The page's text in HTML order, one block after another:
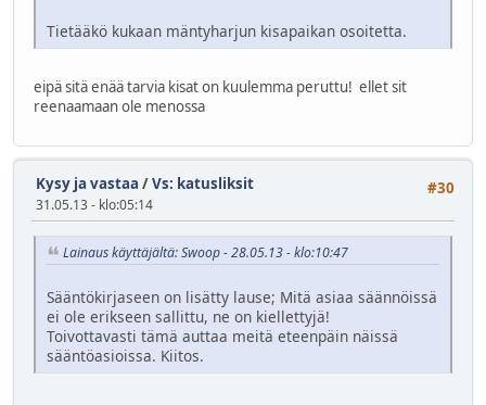
Tietääkö kukaan mäntyharjun kisapaikan osoitetta.
eipä sitä enää tarvia kisat on kuulemma peruttu! ellet sit
reenaamaan ole menossa
#30
Kysy ja vastaa /Vs: katusliksit
31.05.13 - klo:05:14
Lainaus käyttäjältä: Swoop - 28.05.13 - klo:10:47
Sääntökirjaseen on lisätty lause; Mitä asiaa säännöissä
ei ole erikseen sallittu, ne on kiellettyjä!
Toivottavasti tämä auttaa meitä eteenpäin näissä
sääntöasioissa. Kiitos.